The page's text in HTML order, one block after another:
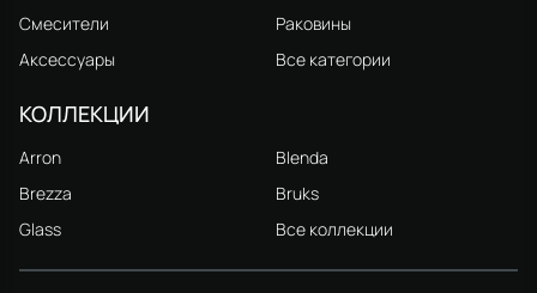
Смесители
Раковины
Аксессуары
Все категории
КОЛЛЕКЦИИ
Arron
Blenda
Brezza
Bruks
Glass
Все коллекции